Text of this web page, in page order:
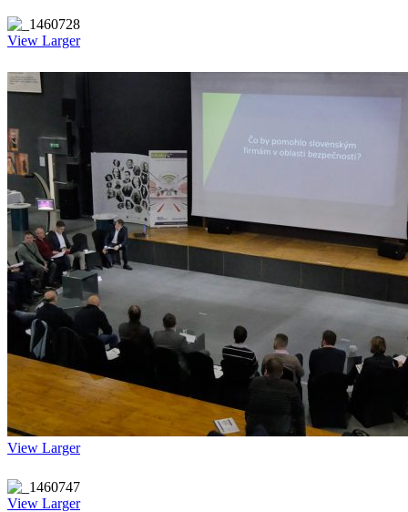
View Larger
View Larger
View Larger